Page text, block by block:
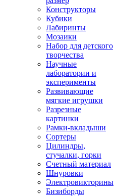
Конструкторы
Кубики
Лабиринты
Мозаики
Набор для детского
творчества
Научные
лаборатории и
эксперименты
Развивающие
мягкие игрушки
Разрезные
картинки
Рамки-вкладыши
Сортеры
Цилиндры,
стучалки, горки
Счетный материал
Шнуровки
Электровикторины
Бизиборды